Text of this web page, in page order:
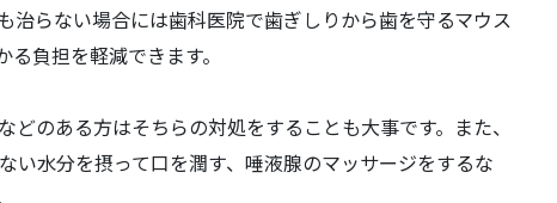
らない場合には歯科医院で歯ぎしりから歯を守るマウス
負担を軽減できます。
のある方はそちらの対処をすることも大事です。また、
水分を摂って口を潤す、唾液腺のマッサージをするな